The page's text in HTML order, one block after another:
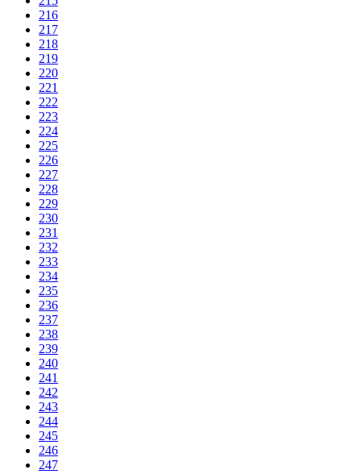
216
217
218
219
220
221
222
223
224
225
226
227
228
229
230
231
232
233
234
235
236
237
238
239
240
241
242
243
244
245
246
247